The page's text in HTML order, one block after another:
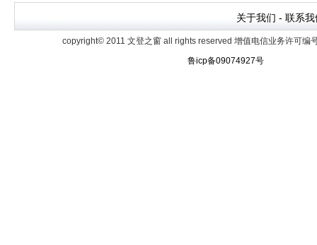
关于我们 - 联系
copyright© 2011 文登之窗 all rights reserved 增值电信业务许可编
鲁icp备09074927号